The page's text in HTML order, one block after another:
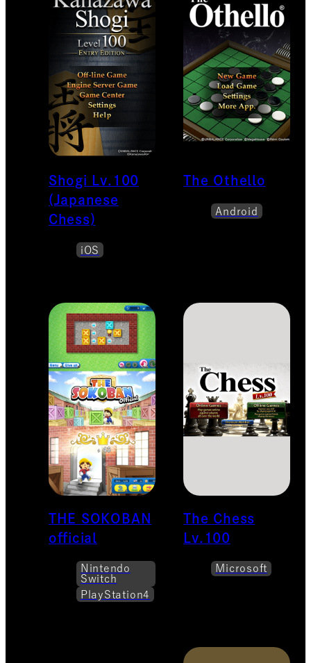
Shogi Lv.100
(Japanese
Chess)
iOS
The Othello
Android
THE SOKOBAN
official
Nintendo
Switch
PlayStation4
The Chess
Lv.100
Microsoft